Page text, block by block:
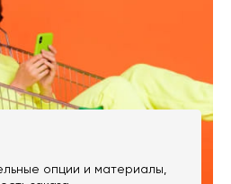
опции и материалы,